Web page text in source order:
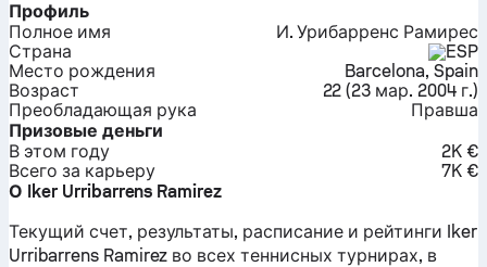
Профиль
Полное имя
И. Урибарренс Рамирес
Страна
ESP
Место рождения
Barcelona, Spain
Возраст
22 (23 мар. 2004 г.)
Преобладающая рука
Правша
Призовые деньги
В этом году
2K €
Всего за карьеру
7K €
О Iker Urribarrens Ramirez
Текущий счет, результаты, расписание и рейтинги Iker
Urribarrens Ramirez во всех теннисных турнирах, в